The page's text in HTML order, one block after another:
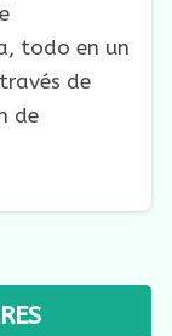
todo en un
de
de